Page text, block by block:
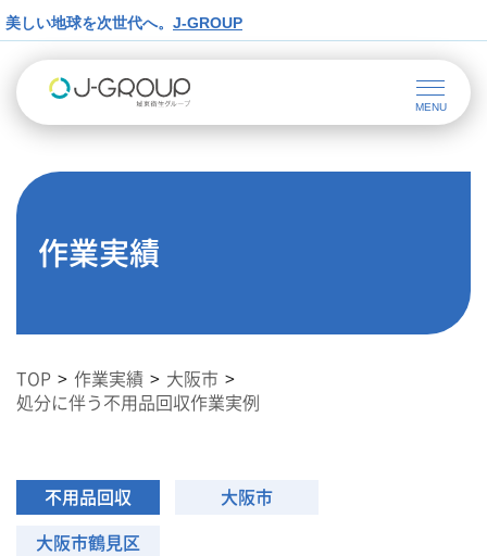
美しい地球を次世代へ。 J-GROUP
作業実績
TOP 作業実績
大阪市
処分に伴う不用品回収作業実例
不用品回収 大阪市
大阪市鶴見区